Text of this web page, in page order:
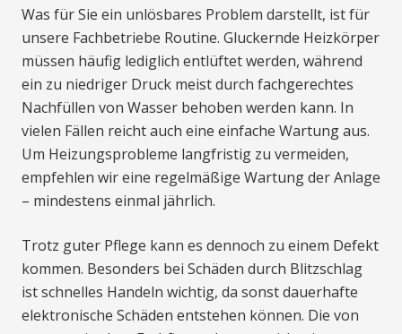
Was für Sie ein unlösbares Problem darstellt, ist für
unsere Fachbetriebe Routine. Gluckernde Heizkörper
müssen häufig lediglich entlüftet werden, während
ein zu niedriger Druck meist durch fachgerechtes
Nachfüllen von Wasser behoben werden kann. In
vielen Fällen reicht auch eine einfache Wartung aus.
Um Heizungsprobleme langfristig zu vermeiden,
empfehlen wir eine regelmäßige Wartung der Anlage
– mindestens einmal jährlich.
Trotz guter Pflege kann es dennoch zu einem Defekt
kommen. Besonders bei Schäden durch Blitzschlag
ist schnelles Handeln wichtig, da sonst dauerhafte
elektronische Schäden entstehen können. Die von